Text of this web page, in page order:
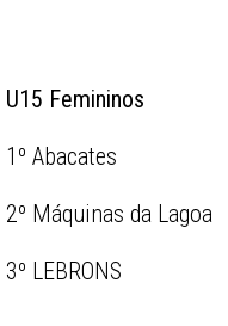
U15 Femininos
1º Abacates
2º Máquinas da Lagoa
3º LEBRONS